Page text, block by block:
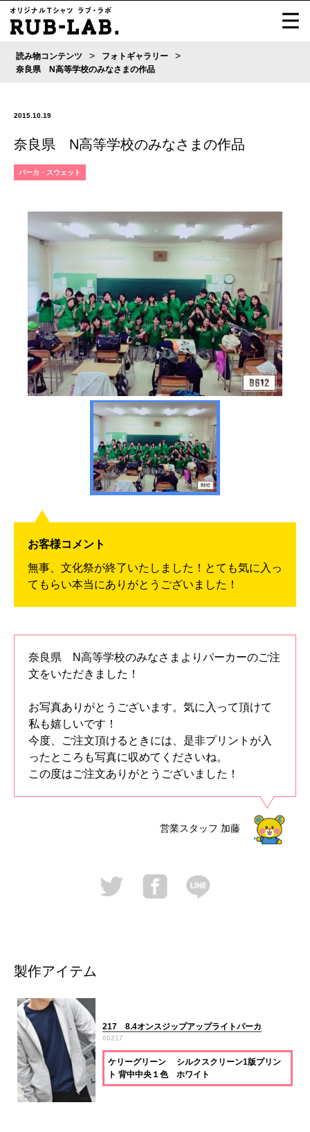
読み物コンテンツ > フォトギャラリー >
奈良県 N高等学校のみなさまの作品
2015.10.19
奈良県 N高等学校のみなさまの作品
パーカ・スウェット
お客様コメント
無事、文化祭が終了いたしました！とても気に入っ
てもらい本当にありがとうございました！
奈良県 N高等学校のみなさまよりパーカーのご注
文をいただきました！
お写真ありがとうございます。気に入って頂けて
私も嬉しいです！
今度、ご注文頂けるときには、是非プリントが入
ったところも写真に収めてくださいね。
この度はご注文ありがとうございました！
営業スタッフ 加藤
製作アイテム
217 8.4オンスジップアップライトパーカ
00217
ケリーグリーン シルクスクリーン1版プリン
ト 背中中央１色 ホワイト